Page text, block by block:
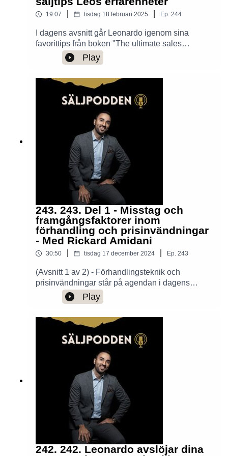
19:07 tisdag 18 februari 2025 Ep. 244
I dagens avsnitt går Leonardo igenom sina
favorittips från boken "The ultimate sales
machine" av Chet Holmes och egna erfarenheter
kopplade till tipsen.Han pratar bl.a. om:Time
senaste veckan och vad vi borde gjort
iställetMentalitet/disciplin som säljare och
säljledareHur man bäst kan jobba på att bli en
bättre säljare i sitt team (eller själv)Trevlig
Play
243. 243. Del 1 - Misstag och
framgångsfaktorer inom
förhandling och prisinvändningar
- Med Rickard Amidani
30:50 tisdag 17 december 2024 Ep. 243
(Avsnitt 1 av 2) - Förhandlingsteknik och
prisinvändningar står på agendan i dagens
avsnitt. Rickard Amidani, marknadschef Trade på
miljardföretaget Solar Sverige, och Leonardo
diskuterar typiska misstag och
framgångstips.Trevlig lyssning!
Play
242. 242. Leonardo avslöjar dina